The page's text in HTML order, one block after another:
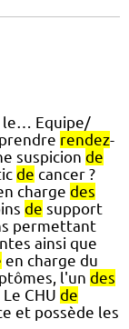
le… Equipe/
rendez-
suspicion de
de cancer ?
charge des
de support
permettant
ainsi que
en charge du
l'un des
CHU de
et possède les